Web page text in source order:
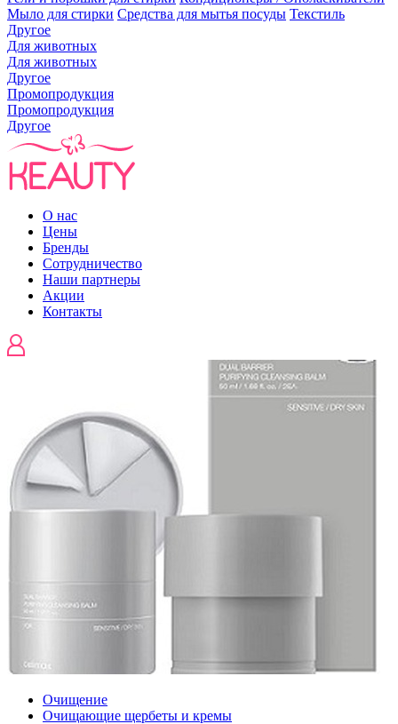
Мыло для стирки Средства для мытья посуды Текстиль
Другое
Для животных
Для животных
Другое
Промопродукция
Промопродукция
Другое
О нас
Цены
Бренды
Сотрудничество
Наши партнеры
Акции
Контакты
Очищение
Очищающие щербеты и кремы